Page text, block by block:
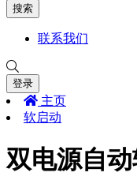
搜索
联系我们
登录
主页
软启动
双电源自